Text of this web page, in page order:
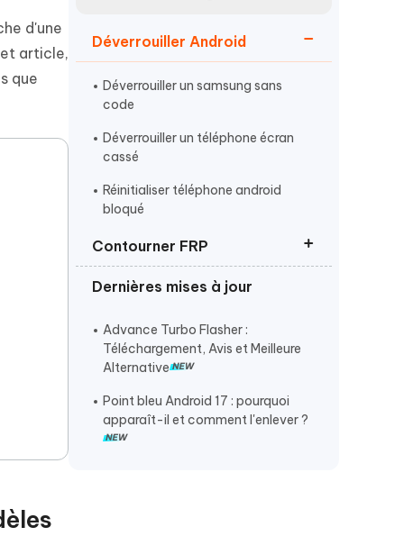
Plus de conseils utiles
Commencer
Déverrouiller Android
Déverrouiller un samsung sans
code
Déverrouiller un téléphone écran
cassé
Réinitialiser téléphone android
bloqué
Contourner FRP
Débloquer un compte Google
Réinitialiser samsung sans compte
google
Logiciels gratuits pour contourner
le FRP
Dernières mises à jour
Advance Turbo Flasher :
Téléchargement, Avis et Meilleure
Alternative
Point bleu Android 17 : pourquoi
apparaît-il et comment l'enlever ?
d'une
article,
que